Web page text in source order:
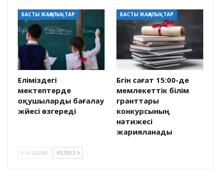
БАСТЫ ЖАҢАЛЫҚТАР
Еліміздегі
мектептерде
оқушыларды бағалау
жүйесі өзгереді
БАСТЫ ЖАҢАЛЫҚТАР
Бүгін сағат 15:00-де
мемлекеттік білім
гранттары
конкурсының
нәтижесі
жарияланады
АЛДЫҢҒЫ КЕЛЕСІ